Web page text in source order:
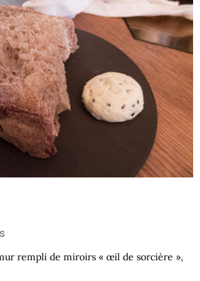
rempli de miroirs « œil de sorcière »,